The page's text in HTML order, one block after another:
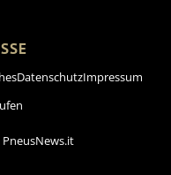
DatenschutzImpressum
PneusNews.it